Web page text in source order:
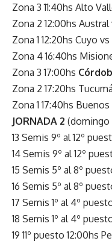
Zona 3 11:40hs Alto
Zona 2 12:00hs Austral
Zona 1 12:20hs Cuyo
Zona 4 16:40hs
Zona 3 17:00hs
Zona 2 17:20hs
Zona 1 17:40hs
JORNADA 2 (domingo
13 Semis 9º al 12º
14 Semis 9º al 12º
15 Semis 5º al 8º
16 Semis 5º al 8º
17 Semis 1º al 4º
18 Semis 1º al 4º
19 11º puesto 12:00hs